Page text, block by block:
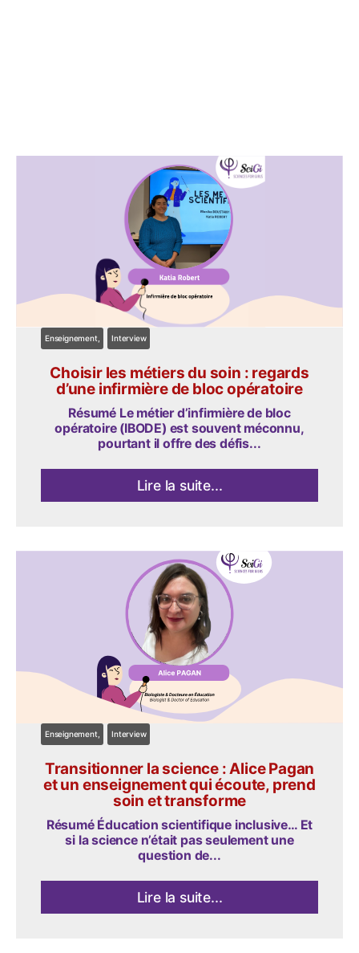
Enseignement Interview
Choisir les métiers du soin : regards
d’une infirmière de bloc opératoire
Résumé Le métier d’infirmière de bloc
opératoire (IBODE) est souvent méconnu,
pourtant il offre des défis...
Lire la suite...
Enseignement Interview
Transitionner la science : Alice Pagan
et un enseignement qui écoute, prend
soin et transforme
Résumé Éducation scientifique inclusive… Et
si la science n’était pas seulement une
question de...
Lire la suite...